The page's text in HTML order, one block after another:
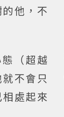
他，不
（超越
不會只
處起來